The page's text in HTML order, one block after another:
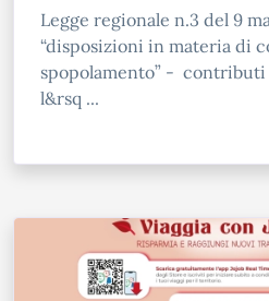
Legge regionale n.3 del 9
“disposizioni in materia di
spopolamento” -
l&rsq ...